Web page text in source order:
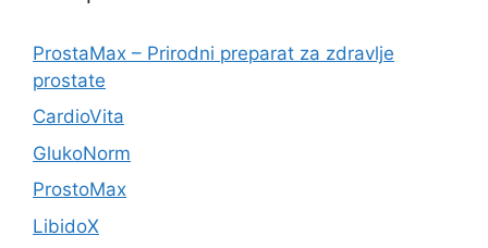
ProstaMax – Prirodni preparat za zdravlje
prostate
CardioVita
GlukoNorm
ProstoMax
LibidoX